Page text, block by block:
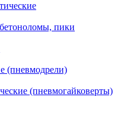
пики
(пневмодрели)
(пневмогайковерты)